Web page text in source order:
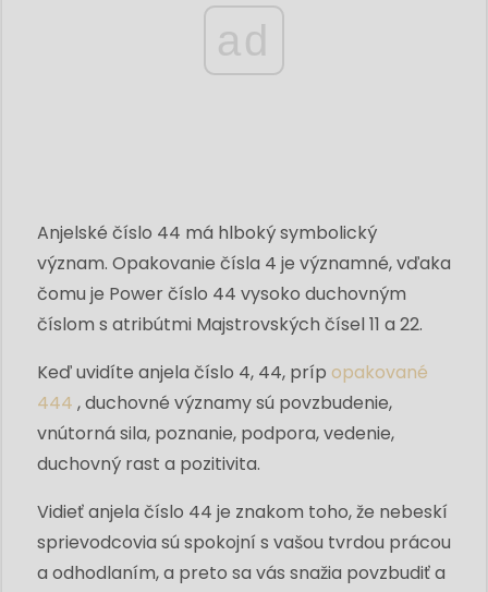
ad
Anjelské číslo 44 má hlboký symbolický
význam. Opakovanie čísla 4 je významné, vďaka
čomu je Power číslo 44 vysoko duchovným
číslom s atribútmi Majstrovských čísel 11 a 22.
Keď uvidíte anjela číslo 4, 44, príp opakované
444 , duchovné významy sú povzbudenie,
vnútorná sila, poznanie, podpora, vedenie,
duchovný rast a pozitivita.
Vidieť anjela číslo 44 je znakom toho, že nebeskí
sprievodcovia sú spokojní s vašou tvrdou prácou
a odhodlaním, a preto sa vás snažia povzbudiť a